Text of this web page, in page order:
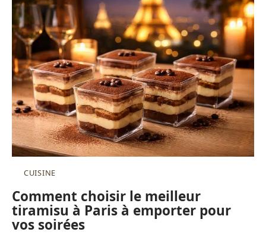
CUISINE
Comment choisir le meilleur
tiramisu à Paris à emporter pour
vos soirées